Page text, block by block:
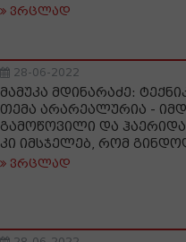
ვრცლად
28-06-2022
მამუკა მდინარაძე:
თემა არარეალურია -
გამოწოვილი და
კი იმსჯელებ, რომ
ვრცლად